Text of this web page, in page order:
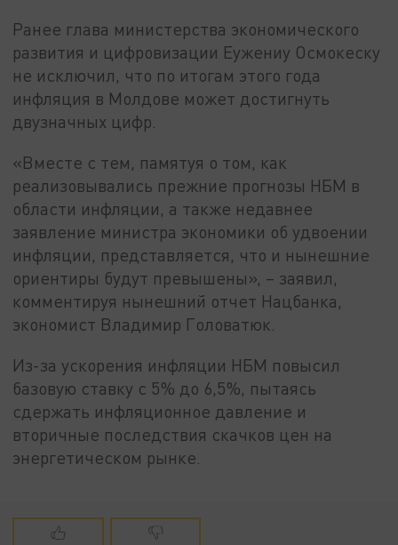
Ранее глава министерства экономического
развития и цифровизации Еужениу Осмокеску
не исключил, что по итогам этого года
инфляция в Молдове может достигнуть
двузначных цифр.
«Вместе с тем, памятуя о том, как
реализовывались прежние прогнозы НБМ в
области инфляции, а также недавнее
заявление министра экономики об удвоении
инфляции, представляется, что и нынешние
ориентиры будут превышены», – заявил,
комментируя нынешний отчет Нацбанка,
экономист Владимир Головатюк.
Из-за ускорения инфляции НБМ повысил
базовую ставку с 5% до 6,5%, пытаясь
сдержать инфляционное давление и
вторичные последствия скачков цен на
энергетическом рынке.